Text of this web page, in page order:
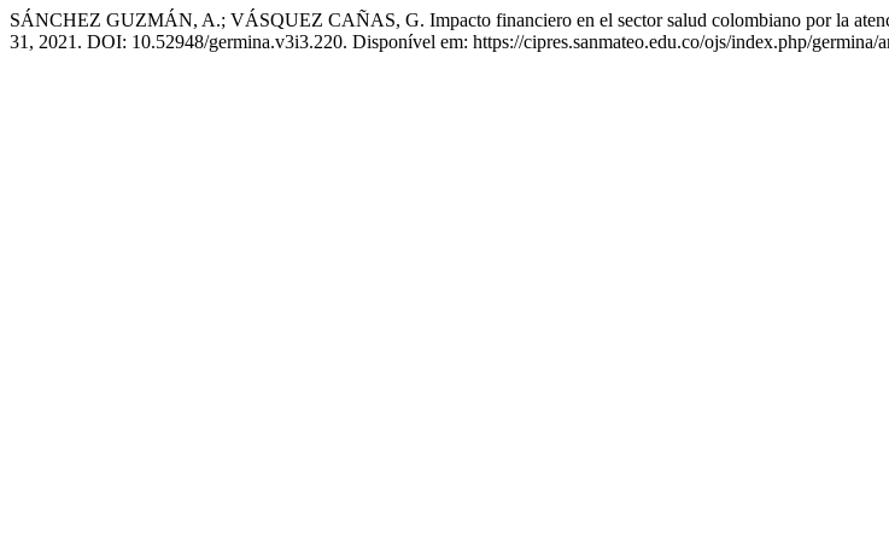
SÁNCHEZ GUZMÁN, A.; VÁSQUEZ CAÑAS, G. Impacto financiero en el sector salud colombiano por la
31, 2021. DOI: 10.52948/germina.v3i3.220. Disponível em: https://cipres.sanmateo.edu.co/ojs/index.php/germina/